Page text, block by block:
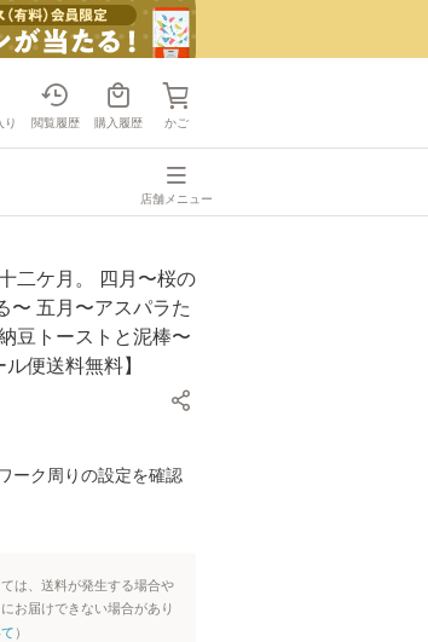
り 閲覧履歴 購入履歴 かご
店舗メニュー
二ケ月。 四月〜桜の
〜 五月〜アスパラた
豆トーストと泥棒〜
便送料無料】
ーク周りの設定を確認
は、送料が発生する場合や
お届けできない場合があり
）